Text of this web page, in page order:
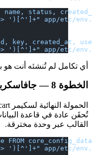
status,
=> ')[^']+" app/etc/
key, created_at,
=> ')[^']+" app/etc/
أي تكامل لم تُنشئه أنت هو
الخطوة 8 — جافاسكربت صفحة الدفع (دقيقتان)
الحمولة النهائية لسكيمر Magecart نادرًا ما توجد في
تُحقَن عادة في قاعدة
القالب عبر وحدة مخترقة.
FROM
=> ')[^']+" app/etc/